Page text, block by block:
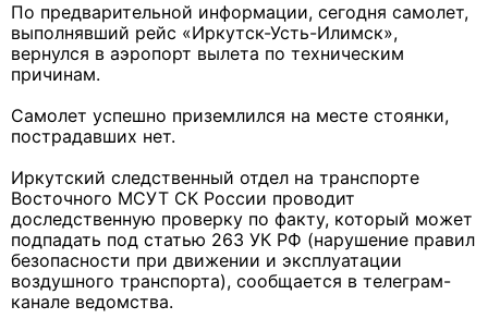
По предварительной информации, сегодня самолет,
выполнявший рейс «Иркутск-Усть-Илимск»,
вернулся в аэропорт вылета по техническим
причинам.
Самолет успешно приземлился на месте стоянки,
пострадавших нет.
Иркутский следственный отдел на транспорте
Восточного МСУТ СК России проводит
доследственную проверку по факту, который может
подпадать под статью 263 УК РФ (нарушение правил
безопасности при движении и эксплуатации
воздушного транспорта), сообщается в телеграм-
канале ведомства.